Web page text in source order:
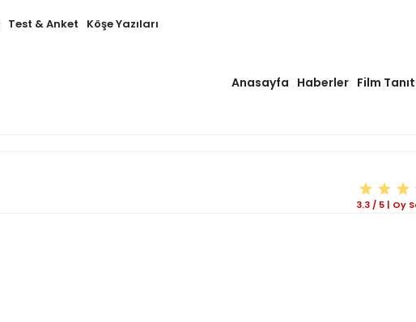
Test & Anket Köşe Yazıları
Anasayfa Haberler Film
3.3 / 5 | Oy